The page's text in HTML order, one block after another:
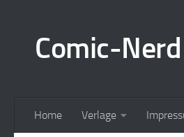
Comic-Nerd
Home Verlage